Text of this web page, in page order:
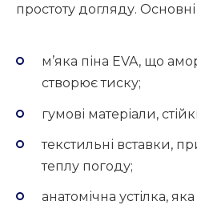
простоту догляду.
м’яка піна EVA, що
створює тиску;
гумові матеріали,
текстильні вставки,
теплу погоду;
анатомічна устілка,